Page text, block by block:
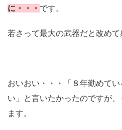
に・・・ です。
若さって最大の武器だと改め
おいおい・・・「８年勤めて
い」と言いたかったのですが
ます。